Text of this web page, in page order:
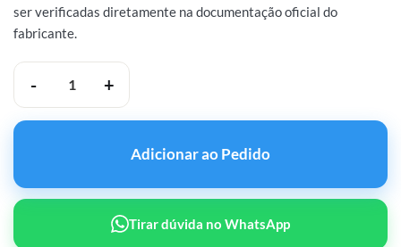
ser verificadas diretamente na documentação oficial do
fabricante.
Bratva Deca Decanoato de Nandrolona 200mg/ml Bujão de 10ml
Adicionar ao Pedido
Tirar dúvida no WhatsApp